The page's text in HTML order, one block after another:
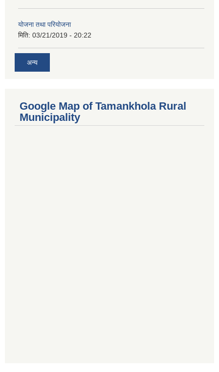
योजना तथा परियोजना
मिति: 03/21/2019 - 20:22
अन्य
Google Map of Tamankhola Rural
Municipality